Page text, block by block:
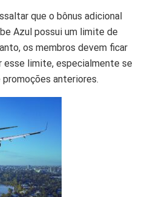
que o bônus adicional
Azul possui um limite de
os membros devem ficar
esse limite, especialmente se
anteriores.